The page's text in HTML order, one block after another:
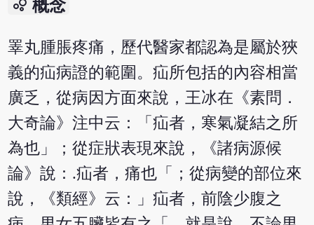
bubble_chart 概念
睪丸腫脹疼痛，歷代醫家都認為是屬於狹
義的疝病證的範圍。疝所包括的內容相當
廣乏，從病因方面來說，王冰在《素問．
大奇論》注中云：「疝者，寒氣凝結之所
為也」；從症狀表現來說，《諸病源候
論》說：.疝者，痛也「；從病變的部位來
說，《類經》云：」疝者，前陰少腹之